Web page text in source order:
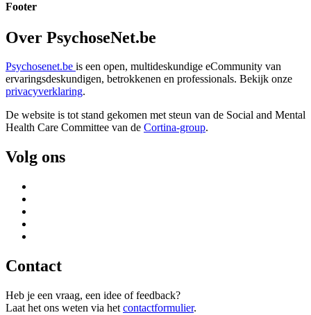
Footer
Over PsychoseNet.be
Psychosenet.be is een open, multideskundige eCommunity van
ervaringsdeskundigen, betrokkenen en professionals. Bekijk onze
privacyverklaring.
De website is tot stand gekomen met steun van de Social and Mental
Health Care Committee van de Cortina-group.
Volg ons
Contact
Heb je een vraag, een idee of feedback?
Laat het ons weten via het contactformulier.